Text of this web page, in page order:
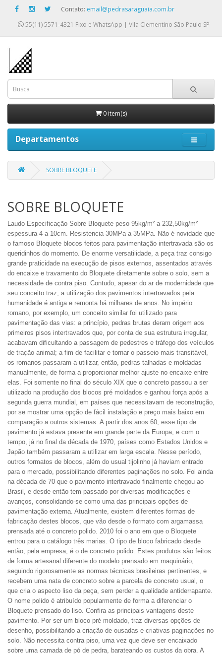
Contato: email@pedrasaraguaia.com.br
55(11) 5571-4321 Fixo e WhatsApp | Vila Clementino São Paulo SP
0 item(s)
Departamentos
SOBRE BLOQUETE
SOBRE BLOQUETE
Laudo Especificação Sobre Bloquete peso 95kg/m² a 232,50kg/m²
espessura 4 a 10cm. Resistencia 30MPa a 35MPa. Não é novidade que
o famoso Bloquete blocos feitos para pavimentação intertravada são os
queridinhos do momento. De enorme versatilidade, a peça traz consigo
grande praticidade na execução de pisos externos, assentados através
do encaixe e travamento do Bloquete diretamente sobre o solo, sem a
necessidade de contra piso. Contudo, apesar do ar de modernidade que
seu conceito traz, a utilização dos pavimentos intertravados pela
humanidade é antiga e remonta há milhares de anos. No império
romano, por exemplo, um conceito similar foi utilizado para
pavimentação das vias: a princípio, pedras brutas deram origem aos
primeiros pisos intertravados que, por conta de sua estrutura irregular,
acabavam dificultando a passagem de pedestres e tráfego dos veículos
de tração animal; a fim de facilitar e tornar o passeio mais transitável,
os romanos passaram a utilizar, então, pedras talhadas e moldadas
manualmente, de forma a proporcionar melhor ajuste no encaixe entre
elas. Foi somente no final do século XIX que o concreto passou a ser
utilizado na produção dos blocos pré moldados e ganhou força após a
segunda guerra mundial, em países que necessitavam de reconstrução,
por se mostrar uma opção de fácil instalação e preço mais baixo em
comparação a outros sistemas. A partir dos anos 60, esse tipo de
pavimento já estava presente em grande parte da Europa, e com o
tempo, já no final da década de 1970, países como Estados Unidos e
Japão também passaram a utilizar em larga escala. Nesse período,
outros formatos de blocos, além do usual tijolinho já haviam entrado
para o mercado, possibilitando diferentes paginações no solo. Foi ainda
na década de 70 que o pavimento intertravado finalmente chegou ao
Brasil, e desde então tem passado por diversas modificações e
avanços, consolidando-se como uma das principais opções de
pavimentação externa. Atualmente, existem diferentes formas de
fabricação destes blocos, que vão desde o formato com argamassa
prensada até o concreto polido. 2010 foi o ano em que o Bloquete
entrou para o catálogo três marias. O tipo de bloco fabricado desde
então, pela empresa, é o de concreto polido. Estes produtos são feitos
de forma artesanal diferente do modelo prensado em maquinário,
seguindo rigorosamente as normas técnicas brasileiras pertinentes, e
recebem uma nata de concreto sobre a parcela de concreto usual, o
que cria o aspecto liso da peça, sem perder a qualidade antiderrapante.
O nome polido é atribuído popularmente de forma a diferenciar o
Bloquete prensado do liso. Confira as principais vantagens deste
pavimento. Por ser um bloco pré moldado, traz diversas opções de
desenho, possibilitando a criação de ousadas e criativas paginações no
solo. Não necessita contra piso, uma vez que deve ser encaixado
sobre uma camada de pó de pedra, barateando os custos da obra. A